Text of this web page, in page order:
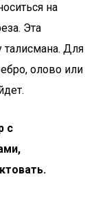
на
Эта
талисмана. Для
олово или
с